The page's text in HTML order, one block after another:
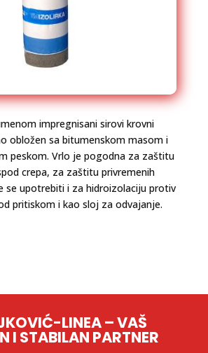
impregnisani sirovi krovni
obložen sa bitumenskom masom i
peskom. Vrlo je pogodna za zaštitu
crepa, za zaštitu privremenih
se upotrebiti i za hidroizolaciju protiv
pritiskom i kao sloj za odvajanje.
LINEA – VAŠ
I STABILAN PARTNER